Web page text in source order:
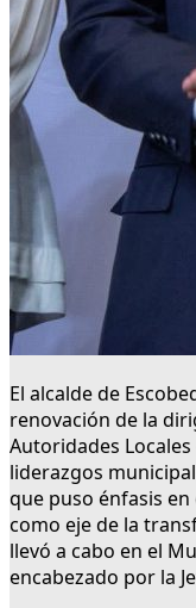
El alcalde de
renovación de la
Autoridades
liderazgos
que puso énfasis
como eje de la
llevó a cabo en el
encabezado por la